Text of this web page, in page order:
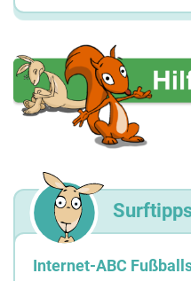
Internet-ABC